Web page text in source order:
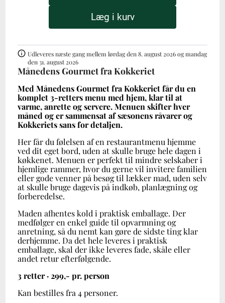
Læg i kurv
Udleveres næste gang mellem lørdag den 8. august 2026 og mandag
den 31. august 2026
Månedens Gourmet fra Kokkeriet
Med Månedens Gourmet fra Kokkeriet får du en
komplet 3-retters menu med hjem, klar til at
varme, anrette og servere. Menuen skifter hver
måned og er sammensat af sæsonens råvarer og
Kokkeriets sans for detaljen.
Her får du følelsen af en restaurantmenu hjemme
ved dit eget bord, uden at skulle bruge hele dagen i
køkkenet. Menuen er perfekt til mindre selskaber i
hjemlige rammer, hvor du gerne vil invitere familien
eller gode venner på besøg til lækker mad, uden selv
at skulle bruge dagevis på indkøb, planlægning og
forberedelse.
Maden afhentes kold i praktisk emballage. Der
medfølger en enkel guide til opvarmning og
anretning, så du nemt kan gøre de sidste ting klar
derhjemme. Da det hele leveres i praktisk
emballage, skal der ikke leveres fade, skåle eller
andet retur efterfølgende.
3 retter · 299,- pr. person
Kan bestilles fra 4 personer.